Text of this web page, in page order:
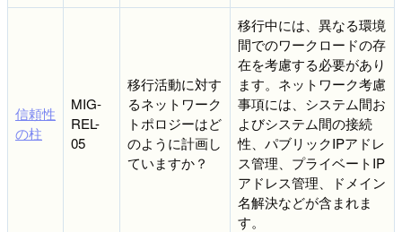
信頼性
の柱
MIG-
REL-
05
移行活動に対す
るネットワーク
トポロジーはど
のように計画し
ていますか？
移行中には、異なる環境
間でのワークロードの存
在を考慮する必要があり
ます。ネットワーク考慮
事項には、システム間お
よびシステム間の接続
性、パブリックIPアドレ
ス管理、プライベートIP
アドレス管理、ドメイン
名解決などが含まれま
す。